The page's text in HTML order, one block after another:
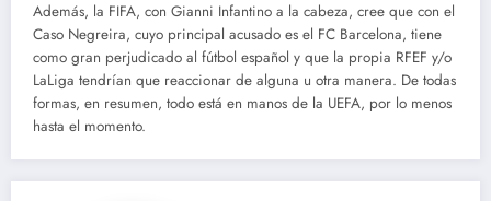
Además, la FIFA, con Gianni Infantino a la cabeza, cree que con el
Caso Negreira, cuyo principal acusado es el FC Barcelona, tiene
como gran perjudicado al fútbol español y que la propia RFEF y/o
LaLiga tendrían que reaccionar de alguna u otra manera. De todas
formas, en resumen, todo está en manos de la UEFA, por lo menos
hasta el momento.